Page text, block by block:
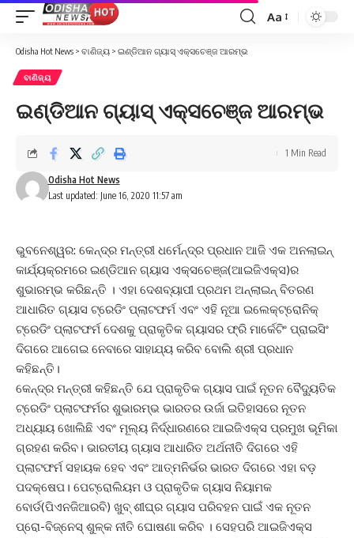
Font
Aa
Odisha Hot News > ବାଣିଜ୍ୟ > ଇଣ୍ଡିଆନ ଗ୍ୟାସ୍‌ ଏକ୍ସଚେଞ୍ଜ ଆରମ୍ଭ
ବାଣିଜ୍ୟ
ଇଣ୍ଡିଆନ ଗ୍ୟାସ୍‌ ଏକ୍ସଚେଞ୍ଜ ଆରମ୍ଭ
Last updated: June 16, 2020 11:57 am
Odisha Hot News
1 Min Read
ଭୁବନେଶ୍ୱର: କେନ୍ଦ୍ର ମନ୍ତ୍ରୀ ଧର୍ମେନ୍ଦ୍ର ପ୍ରଧାନ ଆଜି ଏକ ଅନଲାଇନ୍‌
କାର୍ଯ୍ୟକ୍ରମରେ ଇଣ୍ଡିଆନ ଗ୍ୟାସ ଏକ୍ସଚେଞ୍ଜ(ଆଇଜିଏକ୍ସ)ର
ଶୁଭାରମ୍ଭ କରିଛନ୍ତି । ଏହା ଦେଶବ୍ୟାପୀ ପ୍ରଥମ ଅନ୍‌ଲାଇନ୍ ବିତରଣ
ଆଧାରିତ ଗ୍ୟାସ ଟ୍ରେଡିଂ ପ୍ଲାଟଫର୍ମ ଏବଂ ଏହି ନୂଆ ଇଲେକ୍ଟ୍ରୋନିକ୍
ଟ୍ରେଡିଂ ପ୍ଲାଟଫର୍ମ ଦେଶକୁ ପ୍ରାକୃତିକ ଗ୍ୟାସର ଫ୍ରି ମାର୍କେଟିଂ ପ୍ରାଇସିଂ
ଦିଗରେ ଆଗେଇ ନେବାରେ ସାହାଯ୍ୟ କରିବ ବୋଲି ଶ୍ରୀ ପ୍ରଧାନ
କହିଛନ୍ତି।
କେନ୍ଦ୍ର ମନ୍ତ୍ରୀ କହିଛନ୍ତି ଯେ ପ୍ରାକୃତିକ ଗ୍ୟାସ ପାଇଁ ନୂତନ ବୈଦ୍ୟୁତିକ
ଟ୍ରେଡିଂ ପ୍ଲାଟଫର୍ମର ଶୁଭାରମ୍ଭ ଭାରତର ଉର୍ଜା ଇତିହାସରେ ନୂତନ
ଅଧ୍ୟାୟ ଖୋଲିଛି ଏବଂ ମୂଲ୍ୟ ନିର୍ଦ୍ଧାରଣରେ ଆଇଜିଏକ୍ସ ପ୍ରମୁଖ ଭୂମିକା
ଗ୍ରହଣ କରିବ। ଭାରତୀୟ ଗ୍ୟାସ ଆଧାରିତ ଅର୍ଥନୀତି ଦିଗରେ ଏହି
ପ୍ଲାଟଫର୍ମ ସହାୟକ ହେବ ଏବଂ ଆତ୍ମନିର୍ଭର ଭାରତ ଦିଗରେ ଏହା ବଡ଼
ପଦକ୍ଷେପ। ପେଟ୍ରୋଲିୟମ ଓ ପ୍ରାକୃତିକ ଗ୍ୟାସ ନିୟାମକ
ବୋର୍ଡ(ପିଏନଜିଆରବି) ଖୁବ୍‌ ଶୀଘ୍ର ଗ୍ୟାସ ପରିବହନ ପାଇଁ ଏକ ନୂତନ
ପ୍ରୋ-ବିଜ୍‌ନେସ୍‌ ଶୁଳ୍କ ନୀତି ଘୋଷଣା କରିବ । ସେହପରି ଆଇଜିଏକ୍ସ